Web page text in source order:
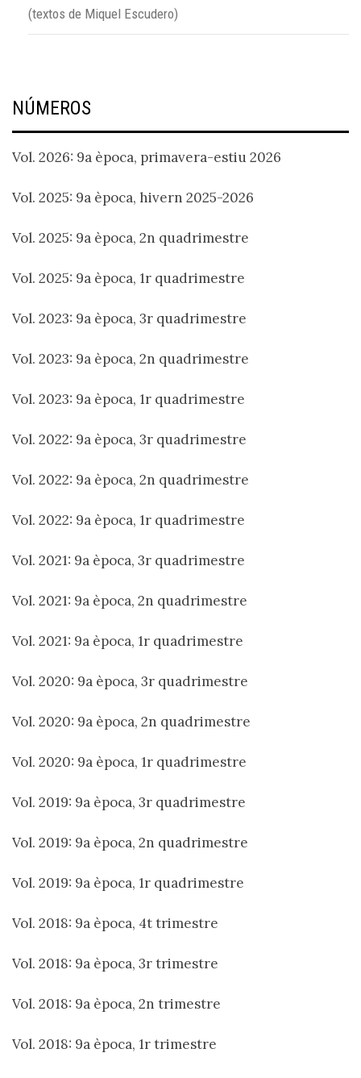
(textos de Miquel Escudero)
NÚMEROS
Vol. 2026: 9a època, primavera-estiu 2026
Vol. 2025: 9a època, hivern 2025-2026
Vol. 2025: 9a època, 2n quadrimestre
Vol. 2025: 9a època, 1r quadrimestre
Vol. 2023: 9a època, 3r quadrimestre
Vol. 2023: 9a època, 2n quadrimestre
Vol. 2023: 9a època, 1r quadrimestre
Vol. 2022: 9a època, 3r quadrimestre
Vol. 2022: 9a època, 2n quadrimestre
Vol. 2022: 9a època, 1r quadrimestre
Vol. 2021: 9a època, 3r quadrimestre
Vol. 2021: 9a època, 2n quadrimestre
Vol. 2021: 9a època, 1r quadrimestre
Vol. 2020: 9a època, 3r quadrimestre
Vol. 2020: 9a època, 2n quadrimestre
Vol. 2020: 9a època, 1r quadrimestre
Vol. 2019: 9a època, 3r quadrimestre
Vol. 2019: 9a època, 2n quadrimestre
Vol. 2019: 9a època, 1r quadrimestre
Vol. 2018: 9a època, 4t trimestre
Vol. 2018: 9a època, 3r trimestre
Vol. 2018: 9a època, 2n trimestre
Vol. 2018: 9a època, 1r trimestre